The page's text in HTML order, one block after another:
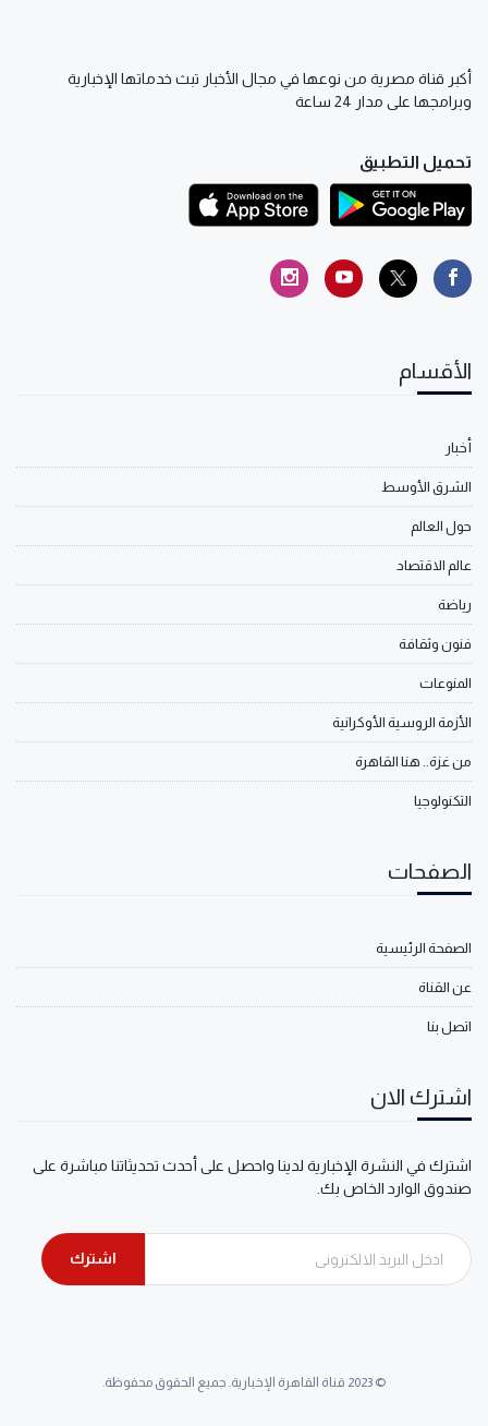
أكبر قناة مصرية من نوعها في مجال الأخبار تبث خدماتها الإخبارية
وبرامجها على مدار 24 ساعة
تحميل التطبيق
الأقسام
أخبار
الشرق الأوسط
حول العالم
عالم الاقتصاد
رياضة
فنون وثقافة
المنوعات
الأزمة الروسية الأوكرانية
من غزة.. هنا القاهرة
التكنولوجيا
الصفحات
الصفحة الرئيسية
عن القناة
اتصل بنا
اشترك الان
اشترك في النشرة الإخبارية لدينا واحصل على أحدث تحديثاتنا مباشرة على
صندوق الوارد الخاص بك.
اشترك
© 2023 قناة القاهرة الإخبارية. جميع الحقوق محفوظة.